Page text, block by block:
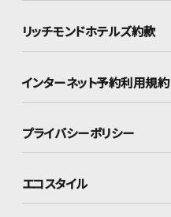
リッチモンドホテルズ約款
インターネット予約利用規約
プライバシーポリシー
エコスタイル